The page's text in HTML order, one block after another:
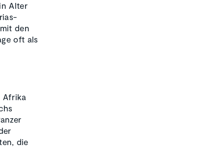
Alter
den
oft als
Afrika
die